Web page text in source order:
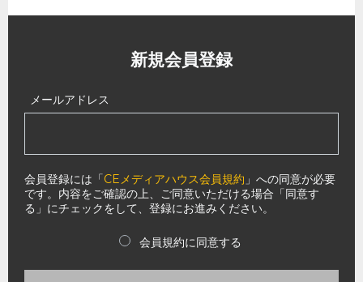
新規会員登録
メールアドレス
会員登録には「CEメディアハウス会員規約 」への同意が必要
です。内容をご確認の上、ご同意いただける場合「同意す
る」にチェックをして、登録にお進みください。
会員規約に同意する